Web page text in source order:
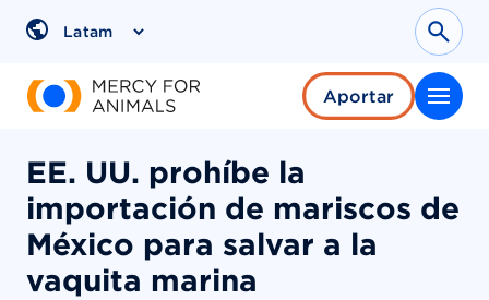
Region
Aportar
EE. UU. prohíbe la
importación de mariscos de
México para salvar a la
vaquita marina